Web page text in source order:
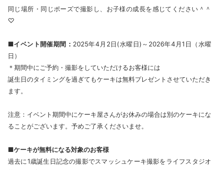
同じ場所・同じポーズで撮影し、お子様の成長を感じてください＾＾
♡
■イベント開催期間： 2025年4月2日(水曜日)～2026年4月1日（水曜
日）
＊期間中にご予約・撮影をしていただけるお客様には
誕生日のタイミングを過ぎてもケーキは無料プレゼントさせていただき
ます。
注意：イベント期間中にケーキ屋さんがお休みの場合は別のケーキにな
ることがございます。予めご了承くださいませ。
■ケーキが無料になる対象のお客様
過去に1歳誕生日記念の撮影でスマッシュケーキ撮影をライフスタジオ